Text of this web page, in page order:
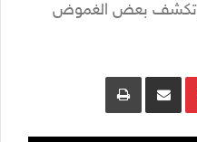
وتكشف بعض الغموض
Pinterestمشاركة عبر البريد طباعة